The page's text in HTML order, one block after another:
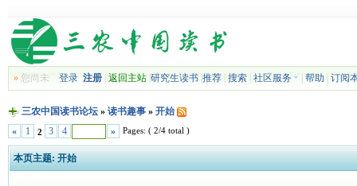
»您尚未 登录 注册| 返回主站| 研究生读书| 推荐| 搜索| 社区服务 帮助 订阅
三农中国读书论坛» 读书趣事» 开始
«
1 2 3 4 » Pages: ( 2/4 total )
本页主题: 开始